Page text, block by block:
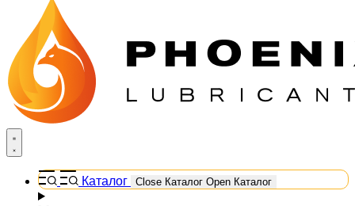
Каталог Close Каталог Open Каталог